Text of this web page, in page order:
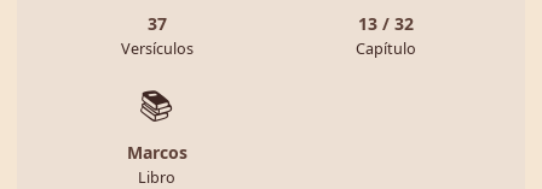
37
Versículos
13 / 32
Capítulo
📚
Marcos
Libro